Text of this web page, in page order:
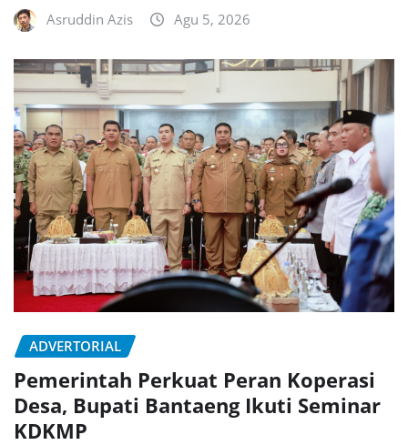
Asruddin Azis Agu 5, 2026
ADVERTORIAL
Pemerintah Perkuat Peran Koperasi
Desa, Bupati Bantaeng Ikuti Seminar
KDKMP